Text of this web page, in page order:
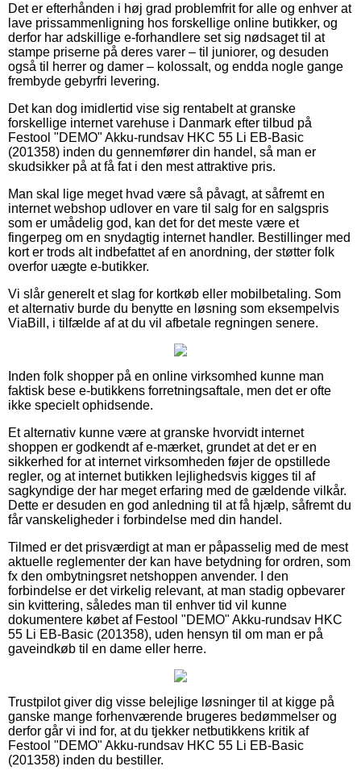
Det er efterhånden i høj grad problemfrit for alle og enhver at
lave prissammenligning hos forskellige online butikker, og
derfor har adskillige e-forhandlere set sig nødsaget til at
stampe priserne på deres varer – til juniorer, og desuden
også til herrer og damer – kolossalt, og endda nogle gange
frembyde gebyrfri levering.
Det kan dog imidlertid vise sig rentabelt at granske
forskellige internet varehuse i Danmark efter tilbud på
Festool "DEMO" Akku-rundsav HKC 55 Li EB-Basic
(201358) inden du gennemfører din handel, så man er
skudsikker på at få fat i den mest attraktive pris.
Man skal lige meget hvad være så påvagt, at såfremt en
internet webshop udlover en vare til salg for en salgspris
som er umådelig god, kan det for det meste være et
fingerpeg om en snydagtig internet handler. Bestillinger med
kort er trods alt indbefattet af en anordning, der støtter folk
overfor uægte e-butikker.
Vi slår generelt et slag for kortkøb eller mobilbetaling. Som
et alternativ burde du benytte en løsning som eksempelvis
ViaBill, i tilfælde af at du vil afbetale regningen senere.
Inden folk shopper på en online virksomhed kunne man
faktisk bese e-butikkens forretningsaftale, men det er ofte
ikke specielt ophidsende.
Et alternativ kunne være at granske hvorvidt internet
shoppen er godkendt af e-mærket, grundet at det er en
sikkerhed for at internet virksomheden føjer de opstillede
regler, og at internet butikken lejlighedsvis kigges til af
sagkyndige der har meget erfaring med de gældende vilkår.
Dette er desuden en god anledning til at få hjælp, såfremt du
får vanskeligheder i forbindelse med din handel.
Tilmed er det prisværdigt at man er påpasselig med de mest
aktuelle reglementer der kan have betydning for ordren, som
fx den ombytningsret netshoppen anvender. I den
forbindelse er det virkelig relevant, at man stadig opbevarer
sin kvittering, således man til enhver tid vil kunne
dokumentere købet af Festool "DEMO" Akku-rundsav HKC
55 Li EB-Basic (201358), uden hensyn til om man er på
gaveindkøb til en dame eller herre.
Trustpilot giver dig visse belejlige løsninger til at kigge på
ganske mange forhenværende brugeres bedømmelser og
derfor går vi ind for, at du tjekker netbutikkens kritik af
Festool "DEMO" Akku-rundsav HKC 55 Li EB-Basic
(201358) inden du bestiller.